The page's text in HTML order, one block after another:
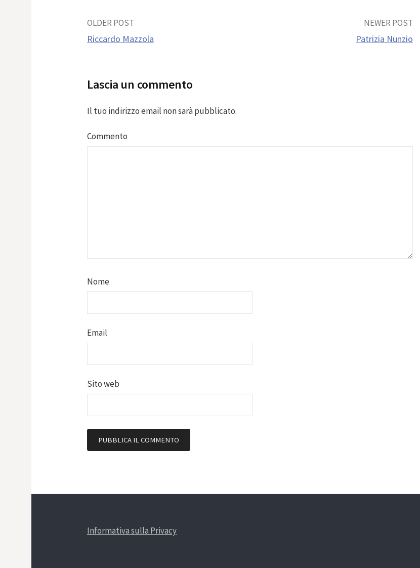
Post
OLDER POST
Riccardo Mazzola
NEWER POST
Patrizia Nunzio
Lascia un commento
Il tuo indirizzo email non sarà pubblicato.
Commento
Nome
Email
Sito web
Informativa sulla Privacy